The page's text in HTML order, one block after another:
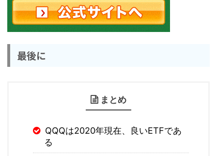
最後に
まとめ
QQQは2020年現在、良いETFであ
る